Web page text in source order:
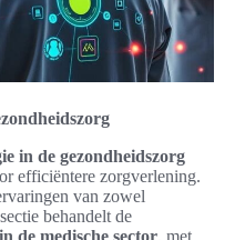
in de gezondheidszorg
efficiëntere zorgverlening.
van zowel
behandelt de
de medische sector, met